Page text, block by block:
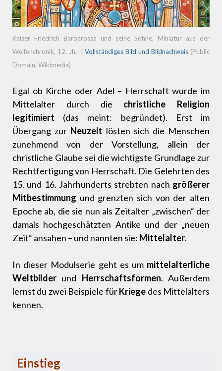
Kaiser Friedrich Barbarossa und seine Söhne, Miniatur aus der
Welfenchronik, 12. Jh.
|Vollständiges Bild und Bildnachweis (Public
Domain, Wikimedia)
Egal ob Kirche oder Adel – Herrschaft wurde im
Mittelalter durch die christliche Religion
legitimiert (das meint: begründet). Erst im
Übergang zur Neuzeit lösten sich die Menschen
zunehmend von der Vorstellung, allein der
christliche Glaube sei die wichtigste Grundlage zur
Rechtfertigung von Herrschaft. Die Gelehrten des
15. und 16. Jahrhunderts strebten nach größerer
Mitbestimmung und grenzten sich von der alten
Epoche ab, die sie nun als Zeitalter „zwischen“ der
damals hochgeschätzten Antike und der „neuen
Zeit“ ansahen – und nannten sie: Mittelalter.
In dieser Modulserie geht es ummittelalterliche
Weltbilder und Herrschaftsformen. Außerdem
lernst du zwei Beispiele fürKriege des Mittelalters
kennen.
Einstieg